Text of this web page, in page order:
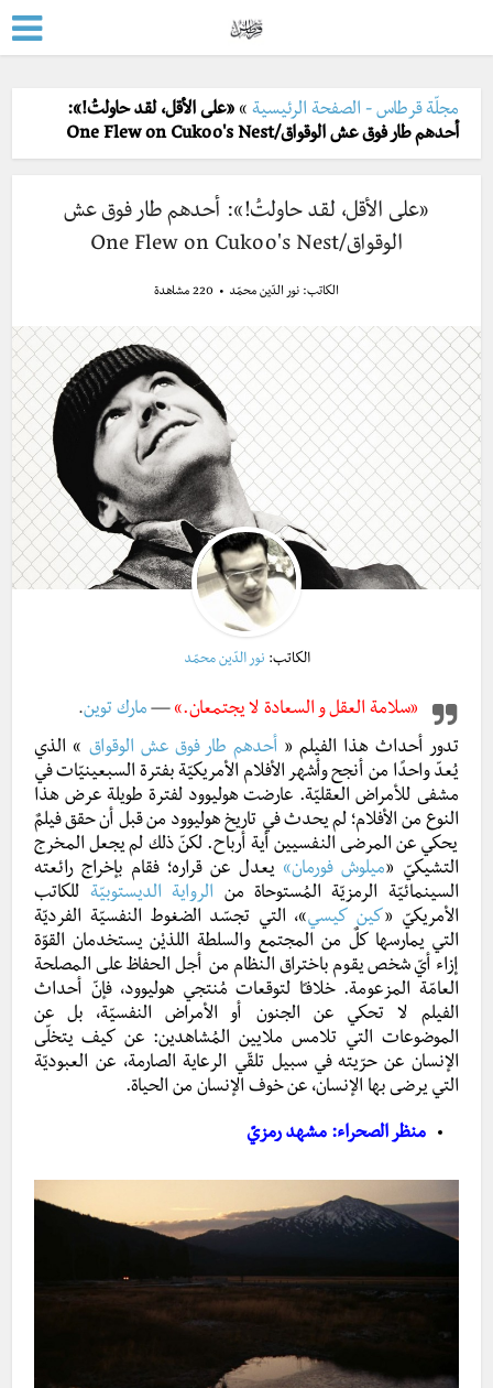
مجلّة قرطاس - الصفحة الرئيسية »«على الأقل، لقد حاولتُ!»:
أحدهم طار فوق عش الوقواق/One Flew on Cukoo's Nest
«على الأقل، لقد حاولتُ!»: أحدهم طار فوق عش
الوقواق/One Flew on Cukoo's Nest
الكاتب: نور الدّين محمّد 220 مشاهدة
الكاتب: نور الدّين محمّد
«سلامة العقل و السعادة لا يجتمعان.» — مارك توين.
تدور أحداث هذا الفيلم « أحدهم طار فوق عش الوقواق » الذي
يُعدّ واحدًا من أنجح وأشهر الأفلام الأمريكيّة بفترة السبعينيّات في
مشفى للأمراض العقليّة. عارضت هوليوود لفترة طويلة عرض هذا
النوع من الأفلام؛ لم يحدث في تاريخ هوليوود من قبل أن حقق فيلمٌ
يحكي عن المرضى النفسيين أية أرباح. لكنّ ذلك لم يجعل المخرج
التشيكيّ «ميلوش فورمان» يعدل عن قراره؛ فقام بإخراج رائعته
السينمائيّة الرمزيّة المُستوحاة من الرواية الديستوبيّة للكاتب
الأمريكيّ « كين كيسي»، التي تجسّد الضغوط النفسيّة الفرديّة
التي يمارسها كلٌ من المجتمع والسلطة اللذيْن يستخدمان القوّة
إزاء أيّ شخص يقوم باختراق النظام من أجل الحفاظ على المصلحة
العامّة المزعومة. خلافـًا لتوقعات مُنتجي هوليوود، فإنّ أحداث
الفيلم لا تحكي عن الجنون أو الأمراض النفسيّة، بل عن
الموضوعات التي تلامس ملايين المُشاهدين: عن كيف يتخلّى
الإنسان عن حرّيته في سبيل تلقّي الرعاية الصارمة، عن العبوديّة
التي يرضى بها الإنسان، عن خوف الإنسان من الحياة.
منظر الصحراء: مشهد رمزيّ